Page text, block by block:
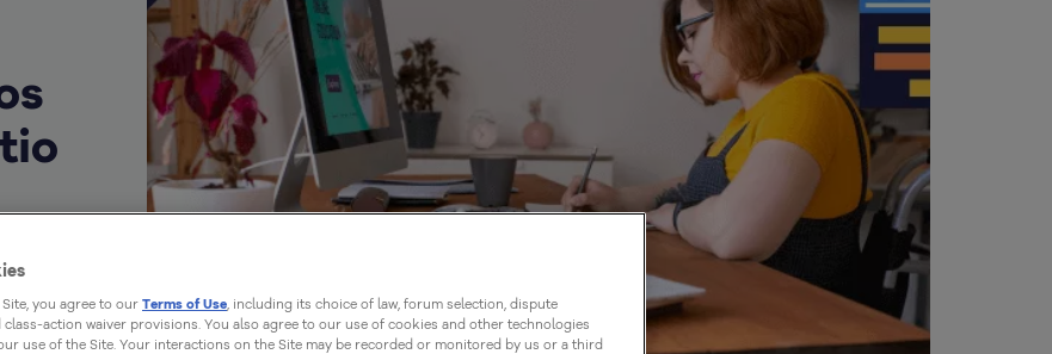
you agree to our Terms of Use, including its choice of law, forum selection, dispute
class-action waiver provisions. You also agree to our use of cookies and other technologies
use of the Site. Your interactions on the Site may be recorded or monitored by us or a third